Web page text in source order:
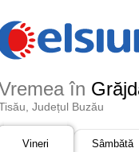
în
Județul Buzău
Vineri Sâmbătă